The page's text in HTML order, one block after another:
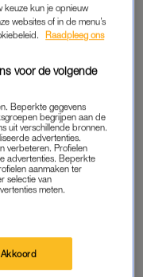
pas in haar werk. “Je
nodig heeft, wil en
verassen.” Het leukste
wat je doet ook écht
aandacht besteden
zin van het woord.
op dat vlak, zo is er
keuze kun je opnieuw
websites of in de menu’s
Raadpleeg ons
voor de volgende
Beperkte gegevens
begrijpen aan de
uit verschillende bronnen.
advertenties.
verbeteren. Profielen
advertenties. Beperkte
aanmaken ter
selectie van
meten.
Akkoord